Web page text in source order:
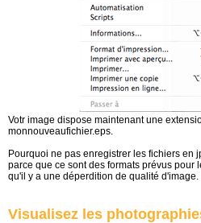
Votr image dispose maintenant une
monnouveaufichier.eps.
Pourquoi ne pas enregistrer les fichiers en
parce que ce sont des formats prévus pour
qu'il y a une déperdition de qualité d'image.
Visualisez les